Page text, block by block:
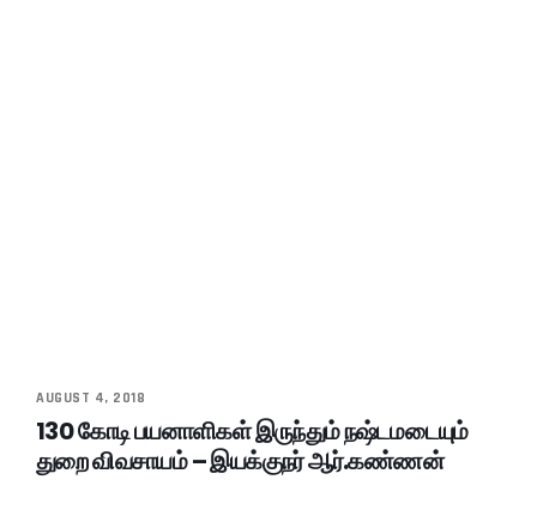
AUGUST 4, 2018
130 கோடி பயனாளிகள் இருந்தும் நஷ்டமடையும்
துறை விவசாயம் – இயக்குநர் ஆர்.கண்ணன்